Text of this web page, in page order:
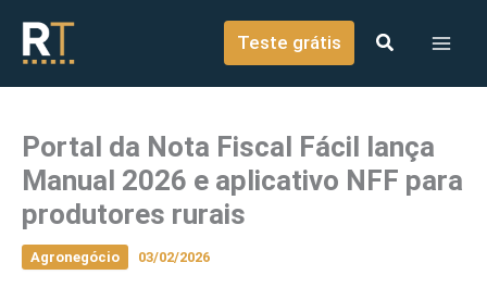
conteúdo
Teste grátis
Portal da Nota Fiscal Fácil lança
Manual 2026 e aplicativo NFF para
produtores rurais
Agronegócio 03/02/2026